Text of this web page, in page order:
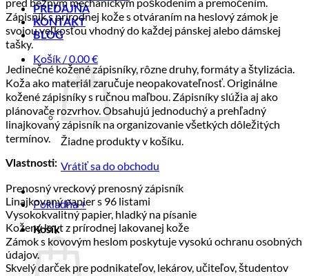
PREDAJŇA
KONTAKT
BLOG
Košík /0.00€
Žiadne produkty v košíku.
Vrátiť sa do obchodu
Pokladňa+
Košík
Zápisník s prírodnej kože s otváraním na heslový zámok je
svojou veľkosťou vhodný do každej pánskej alebo dámskej
tašky.
Jedinečné kožené zápisníky, rôzne druhy, formáty a štylizácia.
Koža ako materiál zaručuje neopakovateľnosť. Originálne
kožené zápisníky s ručnou maľbou. Zápisníky slúžia aj ako
plánovače rozvrhov. Obsahujú jednoduchý a prehľadný
linajkovaný zápisník na organizovanie všetkých dôležitých
termínov.
Vlastnosti:
Prenosný vreckový prenosný zápisník
Linajkovaný papier s 96 listami
Vysokokvalitný papier, hladký na písanie
Kožený kryt z prírodnej lakovanej kože
Zámok s kovovým heslom poskytuje vysokú ochranu osobných
údajov.
Skvelý darček pre podnikateľov, lekárov, učiteľov, študentov